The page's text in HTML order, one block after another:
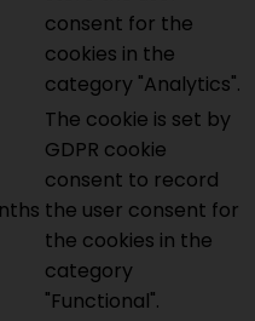
consent for the
cookies in the
category "Analytics".
The cookie is set by
GDPR cookie
consent to record
the user consent for
the cookies in the
category
"Functional".